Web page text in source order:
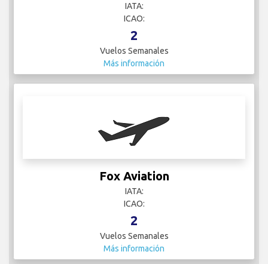
IATA:
ICAO:
2
Vuelos Semanales
Más información
Fox Aviation
IATA:
ICAO:
2
Vuelos Semanales
Más información